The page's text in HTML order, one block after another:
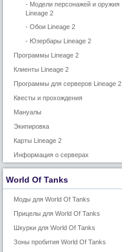
- Модели персонажей и оружия
Lineage 2
- Обои Lineage 2
- Юзербары Lineage 2
Программы Lineage 2
Клиенты Lineage 2
Программы для серверов Lineage 2
Квесты и прохождения
Мануалы
Экипировка
Карты Lineage 2
Информация о серверах
World Of Tanks
Моды для World Of Tanks
Прицелы для World Of Tanks
Шкурки для World Of Tanks
Зоны пробития World Of Tanks